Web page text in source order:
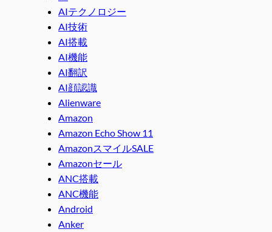
AIテクノロジー
AI技術
AI搭載
AI機能
AI翻訳
AI顔認識
Alienware
Amazon
Amazon Echo Show 11
AmazonスマイルSALE
Amazonセール
ANC搭載
ANC機能
Android
Anker